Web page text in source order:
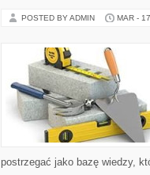
POSTED BY ADMIN MAR -
postrzegać jako bazę wiedzy,